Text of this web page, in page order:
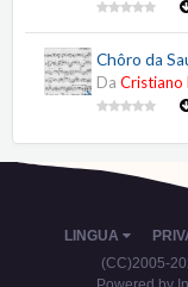
Chôro da
Da Cristiano
LINGUA
(CC)2005-